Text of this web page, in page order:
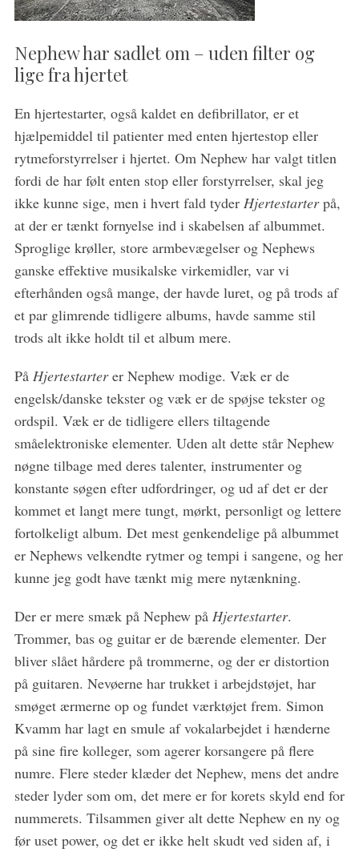
Nephew har sadlet om – uden filter og
lige fra hjertet
En hjertestarter, også kaldet en defibrillator, er et
hjælpemiddel til patienter med enten hjertestop eller
rytmeforstyrrelser i hjertet. Om Nephew har valgt titlen
fordi de har følt enten stop eller forstyrrelser, skal jeg
ikke kunne sige, men i hvert fald tyder Hjertestarterpå,
at der er tænkt fornyelse ind i skabelsen af albummet.
Sproglige krøller, store armbevægelser og Nephews
ganske effektive musikalske virkemidler, var vi
efterhånden også mange, der havde luret, og på trods af
et par glimrende tidligere albums, havde samme stil
trods alt ikke holdt til et album mere.
På Hjertestarterer Nephew modige. Væk er de
engelsk/danske tekster og væk er de spøjse tekster og
ordspil. Væk er de tidligere ellers tiltagende
småelektroniske elementer. Uden alt dette står Nephew
nøgne tilbage med deres talenter, instrumenter og
konstante søgen efter udfordringer, og ud af det er der
kommet et langt mere tungt, mørkt, personligt og lettere
fortolkeligt album. Det mest genkendelige på albummet
er Nephews velkendte rytmer og tempi i sangene, og her
kunne jeg godt have tænkt mig mere nytænkning.
Der er mere smæk på Nephew på Hjertestarter.
Trommer, bas og guitar er de bærende elementer. Der
bliver slået hårdere på trommerne, og der er distortion
på guitaren. Nevøerne har trukket i arbejdstøjet, har
smøget ærmerne op og fundet værktøjet frem. Simon
Kvamm har lagt en smule af vokalarbejdet i hænderne
på sine fire kolleger, som agerer korsangere på flere
numre. Flere steder klæder det Nephew, mens det andre
steder lyder som om, det mere er for korets skyld end for
nummerets. Tilsammen giver alt dette Nephew en ny og
før uset power, og det er ikke helt skudt ved siden af, i
S
e
a
h
f
o
r